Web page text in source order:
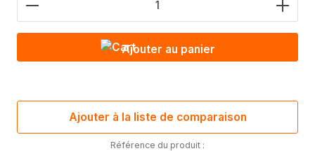
Ajouter au panier
Ajouter à la liste de comparaison
Référence du produit :